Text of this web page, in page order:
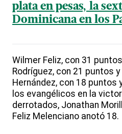
plata en pesas, la
Dominicana en los
Wilmer Feliz, con 31
Rodríguez, con 21 puntos
Hernández, con 18 puntos
los evangélicos en la
derrotados, Jonathan
Feliz Melenciano anotó 18.